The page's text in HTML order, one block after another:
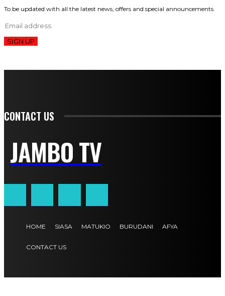
To be updated with all the latest news, offers and special announcements.
SIGN UP
CONTACT US
JAMBO TV
HOME SIASA MATUKIO BURUDANI AFYA
CONTACT US